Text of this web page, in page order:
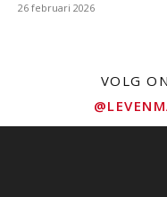
26 februari 2026
VOLG